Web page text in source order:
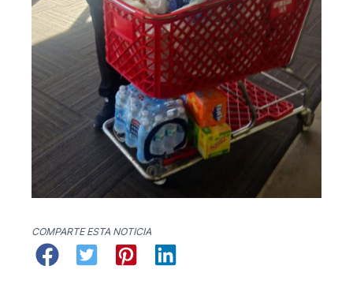
COMPARTE ESTA NOTICIA